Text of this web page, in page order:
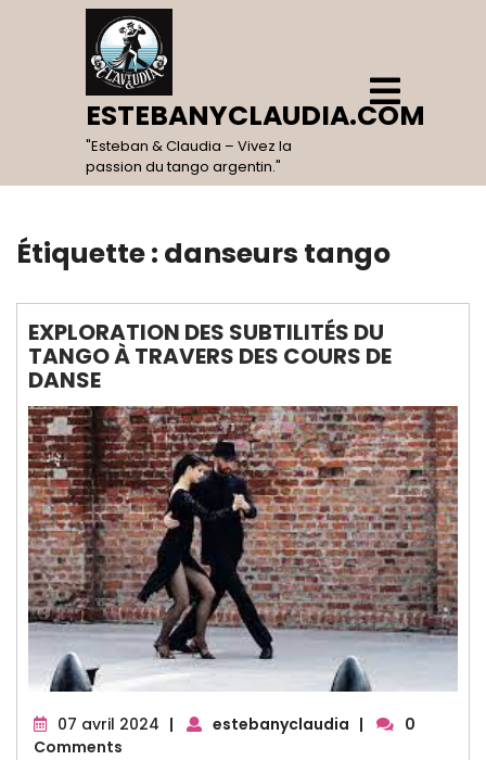
ESTEBANYCLAUDIA.COM
"Esteban & Claudia – Vivez la
passion du tango argentin."
Open
Menu
Étiquette : danseurs tango
EXPLORATION DES SUBTILITÉS DU
TANGO À TRAVERS DES COURS DE
DANSE
07 avril 2024 07
| estebanyclaudia |
0
Comments